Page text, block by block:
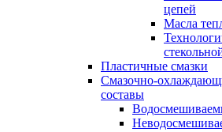
цепей
Масла
Пластичные смазки
Смазочно-
составы